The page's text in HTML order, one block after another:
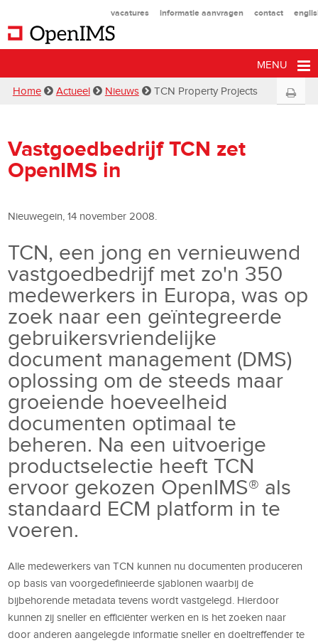
vacatures informatie aanvragen contact
MENU
Home Actueel Nieuws TCN Property Projects
Vastgoedbedrijf TCN zet
OpenIMS in
Nieuwegein, 14 november 2008.
TCN, een jong en vernieuwend
vastgoedbedrijf met zo'n 350
medewerkers in Europa, was op
zoek naar een geïntegreerde
gebruikersvriendelijke
document management (DMS)
oplossing om de steeds maar
groeiende hoeveelheid
documenten optimaal te
beheren. Na een uitvoerige
productselectie heeft TCN
ervoor gekozen OpenIMS® als
standaard ECM platform in te
voeren.
Alle medewerkers van TCN kunnen nu documenten produceren
op basis van voorgedefinieerde sjablonen waarbij de
bijbehorende metadata tevens wordt vastgelegd. Hierdoor
kunnen zij sneller en efficiënter werken en is het zoeken naar
door anderen aangelegde informatie sneller en doeltreffender te